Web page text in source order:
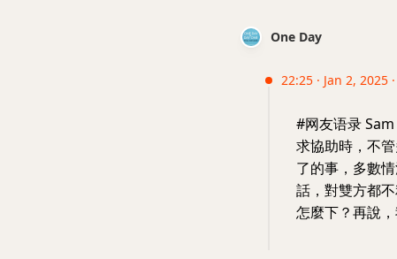
One Day
22:25 · Jan 2, 2025
#网友语录
求協助時，不
了的事，多數
話，對雙方都
怎麼下？再說